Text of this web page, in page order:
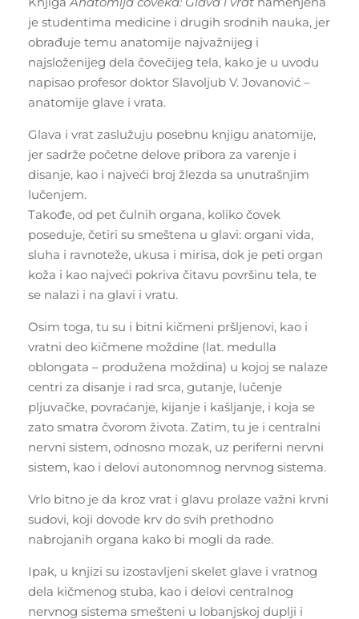
je studentima medicine i drugih srodnih nauka, jer
obrađuje temu anatomije najvažnijeg i
najsloženijeg dela čovečijeg tela, kako je u uvodu
napisao profesor doktor Slavoljub V. Jovanović –
anatomije glave i vrata.
Glava i vrat zaslužuju posebnu knjigu anatomije,
jer sadrže početne delove pribora za varenje i
disanje, kao i najveći broj žlezda sa unutrašnjim
lučenjem.
Takođe, od pet čulnih organa, koliko čovek
poseduje, četiri su smeštena u glavi: organi vida,
sluha i ravnoteže, ukusa i mirisa, dok je peti organ
koža i kao najveći pokriva čitavu površinu tela, te
se nalazi i na glavi i vratu.
Osim toga, tu su i bitni kičmeni pršljenovi, kao i
vratni deo kičmene moždine (lat. medulla
oblongata – produžena moždina) u kojoj se nalaze
centri za disanje i rad srca, gutanje, lučenje
pljuvačke, povraćanje, kijanje i kašljanje, i koja se
zato smatra čvorom života. Zatim, tu je i centralni
nervni sistem, odnosno mozak, uz periferni nervni
sistem, kao i delovi autonomnog nervnog sistema.
Vrlo bitno je da kroz vrat i glavu prolaze važni krvni
sudovi, koji dovode krv do svih prethodno
nabrojanih organa kako bi mogli da rade.
Ipak, u knjizi su izostavljeni skelet glave i vratnog
dela kičmenog stuba, kao i delovi centralnog
nervnog sistema smešteni u lobanjskoj duplji i